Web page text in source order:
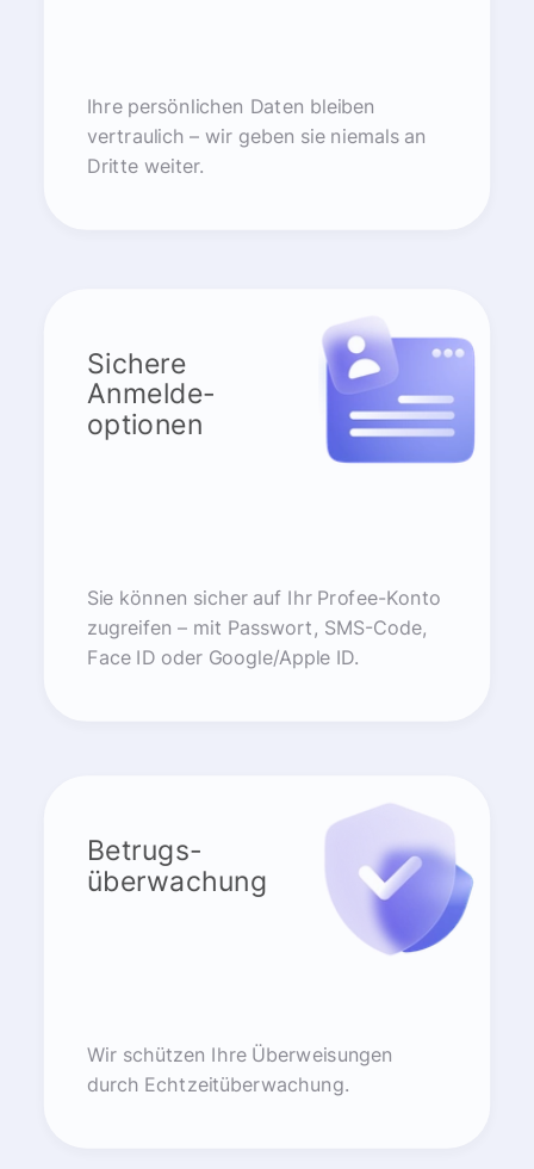
Ihre persönlichen Daten bleiben
vertraulich – wir geben sie niemals an
Dritte weiter.
Sichere
Anmelde-
optionen
Sie können sicher auf Ihr Profee-Konto
zugreifen – mit Passwort, SMS-Code,
Face ID oder Google/Apple ID.
Betrugs-
überwachung
Wir schützen Ihre Überweisungen
durch Echtzeitüberwachung.